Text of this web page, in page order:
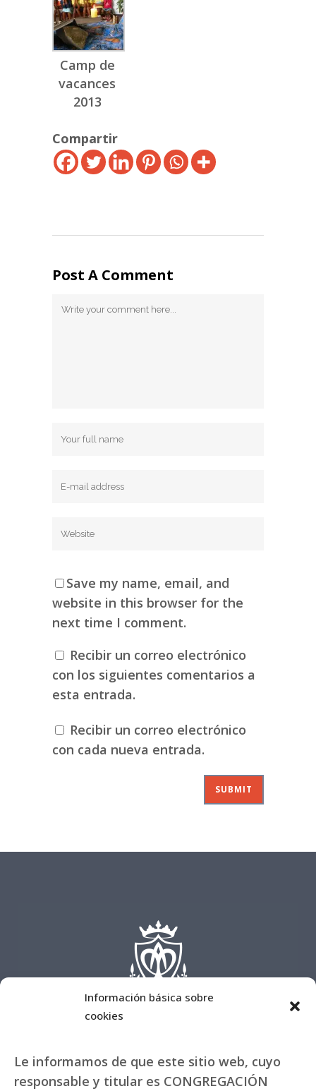
Información básica sobre
cookies
Le informamos de que este sitio web, cuyo
responsable y titular es CONGREGACIÓN
Camp de
vacances
2013
Compartir
Post A Comment
Save my name, email, and
website in this browser for the
next time I comment.
Recibir un correo electrónico
con los siguientes comentarios a
esta entrada.
Recibir un correo electrónico
con cada nueva entrada.